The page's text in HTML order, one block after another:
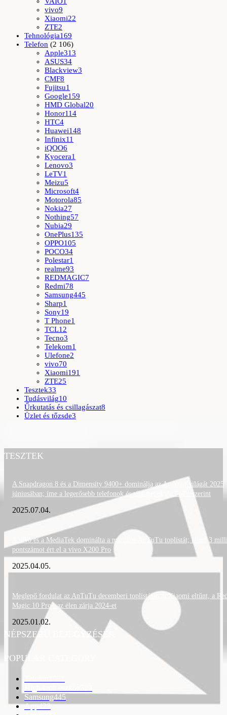
vivo9
Xiaomi22
ZTE2
Tehnológia169
Telefon (2 106)
Apple313
ASUS34
Blackview3
CMF8
Fujitsu1
Google159
HMD Global20
Honor114
HTC4
Huawei148
Infinix11
iQOO6
Kyocera1
Lenovo3
LeTV1
Meizu5
Microsoft4
Motorola85
Nokia27
Nothing57
Nubia29
OnePlus135
OPPO105
POCO34
Polestar1
realme93
REDMAGIC7
Redmi78
Samsung445
Sharp1
Sony19
T Phone1
TCL12
Tecno3
Telekom1
Ulefone2
vivo70
Xiaomi191
ZTE25
Tesztek33
Tudásvilág10
Űrkutatás és csillagászat8
Üzlet és tőzsde3
TESZTEK
A Snapdragon 8 és a Dimensity 9400+ dominálja az Android világát 2025
júniusában; íme a legerősebb telefonok és táblagépek AnTuTu szerint
2025.07.04.
A vivo és a MediaTek dominálta a márciusi AnTuTu toplistát; közel 3
pontszámot ért el a vivo X200 Pro
2025.04.05.
Meglepő fordulat az AnTuTu decemberi toplistáján: a Xiaomi eltűnt, a
Magic 10 Pro+ az élen zárja 2024-et
2025.01.02.
NÉPSZERŰ BEJEGYZÉSEK
POPULAR CATEGORY
Samsung445
App428